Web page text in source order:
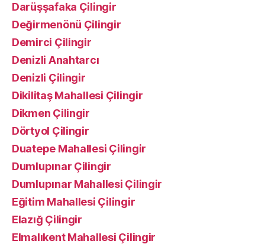
Darüşşafaka Çilingir
Değirmenönü Çilingir
Demirci Çilingir
Denizli Anahtarcı
Denizli Çilingir
Dikilitaş Mahallesi Çilingir
Dikmen Çilingir
Dörtyol Çilingir
Duatepe Mahallesi Çilingir
Dumlupınar Çilingir
Dumlupınar Mahallesi Çilingir
Eğitim Mahallesi Çilingir
Elazığ Çilingir
Elmalıkent Mahallesi Çilingir